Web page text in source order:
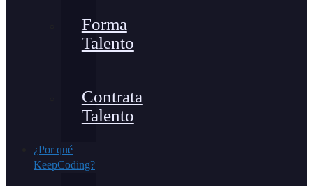
Forma
Talento
Contrata
Talento
¿Por qué
KeepCoding?